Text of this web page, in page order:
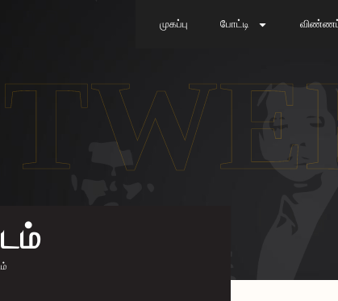
முகப்பு போட்டி